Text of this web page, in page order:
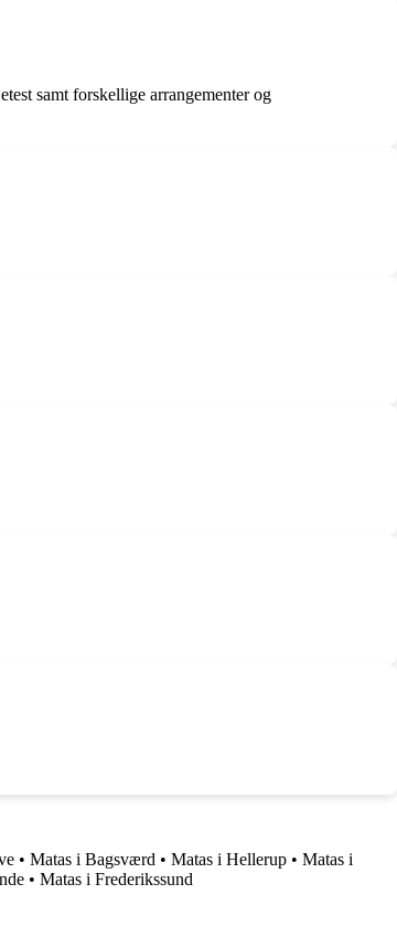
samt forskellige arrangementer og
• Matas i Bagsværd • Matas i Hellerup • Matas i
• Matas i Frederikssund